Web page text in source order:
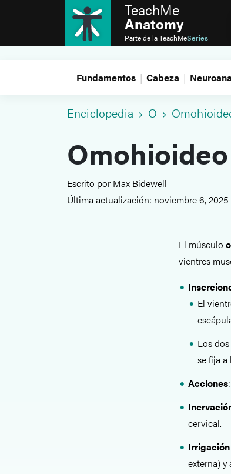
TeachMe
Anatomy
Parte de laTeachMeSeries
Fundamentos Cabeza
Enciclopedia O
Omohioideo
Escrito por Max Bidewell
Última actualización: noviembre 6, 2025
El músculo
vientres
El
Los
se fija
Acciones
cervical.
externa)